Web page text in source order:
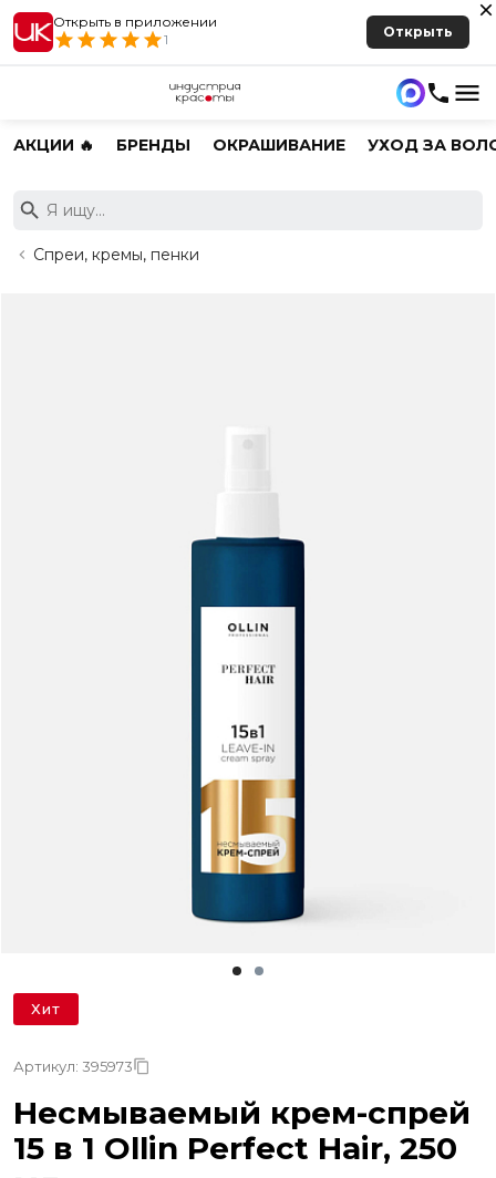
Открыть в приложении
1
Открыть
АКЦИИ 🔥 БРЕНДЫ ОКРАШИВАНИЕ УХОД ЗА
Спреи, кремы, пенки
Хит
Артикул: 395973
Несмываемый крем-спрей
15 в 1 Ollin Perfect Hair, 250